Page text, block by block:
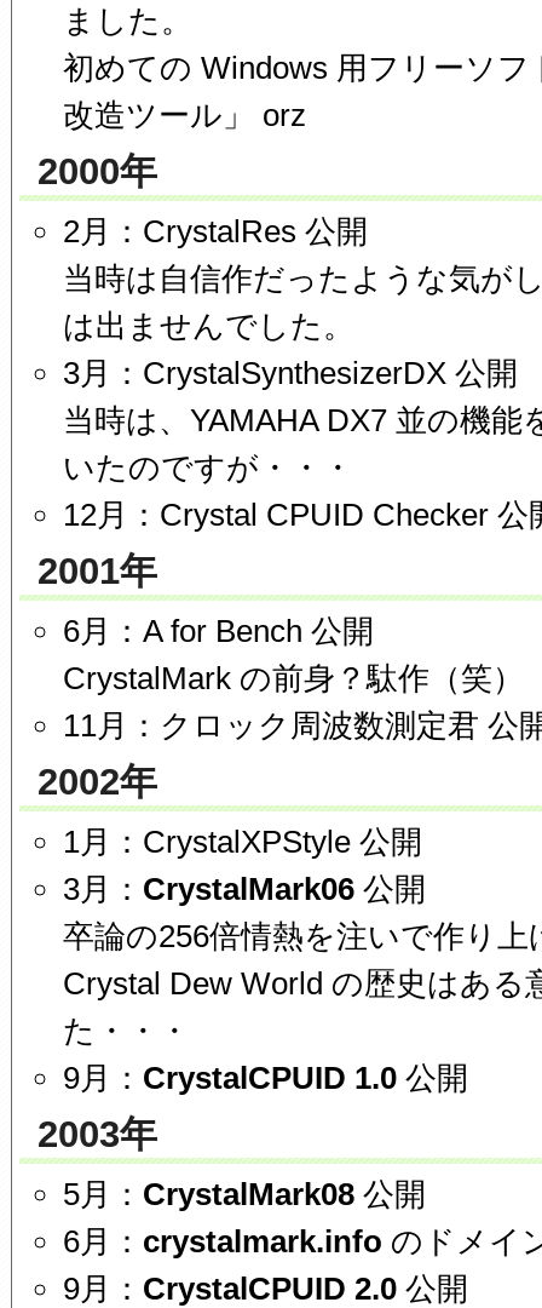
ました。
初めての Windows 用フリーソ
改造ツール」 orz
2000年
2月：CrystalRes 公開
当時は自信作だったような気が
は出ませんでした。
3月：CrystalSynthesizerDX 公開
当時は、YAMAHA DX7 並の機
いたのですが・・・
12月：Crystal CPUID Checker 公
2001年
6月：A for Bench 公開
CrystalMark の前身？駄作（笑）
11月：クロック周波数測定君 公
2002年
1月：CrystalXPStyle 公開
3月： CrystalMark06 公開
卒論の256倍情熱を注いで作り
Crystal Dew World の歴史はある
た・・・
9月： CrystalCPUID 1.0 公開
2003年
5月： CrystalMark08 公開
6月： crystalmark.info のドメイ
9月： CrystalCPUID 2.0 公開